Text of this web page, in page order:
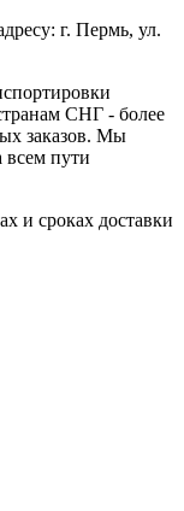
г. Пермь, ул.
СНГ - более
заказов. Мы
всем пути
и сроках доставки